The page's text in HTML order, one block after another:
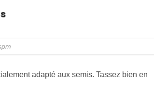
adapté aux semis. Tassez bien en